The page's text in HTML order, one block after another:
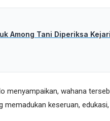
Among Tani Diperiksa
menyampaikan, wahana
keseruan,